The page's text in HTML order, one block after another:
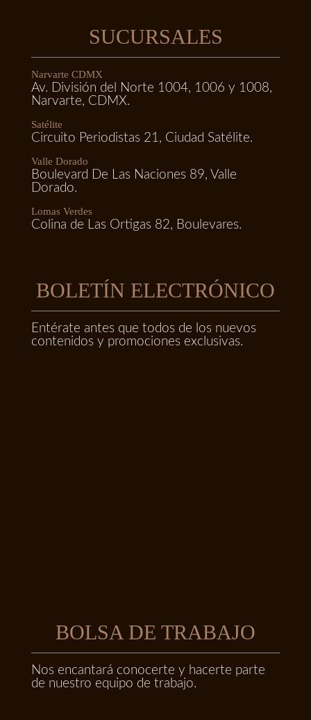
SUCURSALES
Narvarte CDMX
Av. División del Norte 1004, 1006 y 1008,
Narvarte, CDMX.
Satélite
Circuito Periodistas 21, Ciudad Satélite.
Valle Dorado
Boulevard De Las Naciones 89, Valle
Dorado.
Lomas Verdes
Colina de Las Ortigas 82, Boulevares.
BOLETÍN ELECTRÓNICO
Entérate antes que todos de los nuevos
contenidos y promociones exclusivas.
BOLSA DE TRABAJO
Nos encantará conocerte y hacerte parte
de nuestro equipo de trabajo.